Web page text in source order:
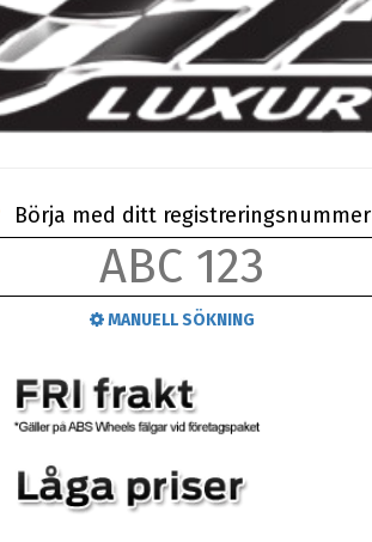
Börja med ditt registreringsnummer
MANUELL SÖKNING